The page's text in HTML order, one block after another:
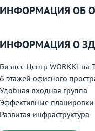
ИНФОРМАЦИЯ ОБ
ИНФОРМАЦИЯ О
Бизнес Центр WORKKI на
6 этажей офисного
Удобная входная группа
Эффективные планировки
Развитая инфраструктура